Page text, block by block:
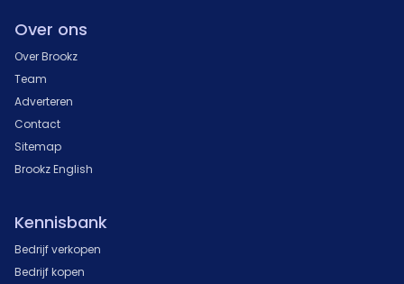
Over ons
Over Brookz
Team
Adverteren
Contact
Sitemap
Brookz English
Kennisbank
Bedrijf verkopen
Bedrijf kopen